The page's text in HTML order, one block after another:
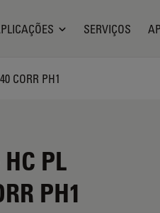
SERVIÇOS
CORR PH1
PL
PH1